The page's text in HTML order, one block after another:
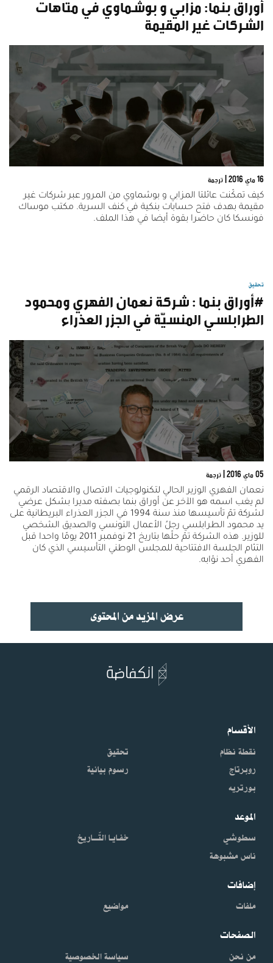
أوراق بنما: مزابي و بوشماوي في متاهات
الشركات غير المقيمة
16 ماي 2016 | ترجمة
كيف تمكّنت عائلتا المزابي و بوشماوي من المرور عبر شركات غير
مقيمة بهدف فتح حسابات بنكية في كنف السرية. مكتب موساك
فونسكا كان حاضرا بقوة أيضا في هذا الملف.
تحقيق
#أوراق بنما : شركة نعمان الفهري ومحمود
الطرابلسي المنسيّة في الجزر العذراء
05 ماي 2016 | ترجمة
نعمان الفهري الوزير الحالي لتكنولوجيات الاتصال والاقتصاد الرقمي
لم يغب اسمه هو الآخر عن أوراق بنما بصفته مديرا بشكل عرضي
لشركة تمّ تأسيسها منذ سنة 1994 في الجزر العذراء البريطانية على
يد محمود الطرابلسي رجلُ الأعمال التونسي والصديق الشخصي
للوزير. هذه الشركة تمّ حلّها بتاريخ 21 نوفمبر 2011 يومًا واحدا قبل
التئام الجلسة الافتتاحية للمجلس الوطني التأسيسي الذي كان
الفهري أحد نوّابه.
عرض المزيد من المحتوى
الأقسام
نقطة نظام
تحقيق
روبرتاج
رسوم بيانية
بورتريه
الموعد
سطوشي
خفـايـا التّـــاريخ
ناس مشبوهة
إضافات
ملفات مواضيع
الصفحات
من نحن سياسة الخصوصية